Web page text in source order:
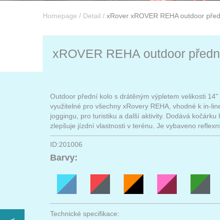
Homepage / Detail / xRover xROVER REHA outdoor
xROVER REHA outdoor
Outdoor přední kolo s drátěným výpletem velikosti 14"
využitelné pro všechny xRovery REHA, vhodné k in-
joggingu, pro turistiku a další aktivity. Dodává kočárku
zlepšuje jízdní vlastnosti v terénu. Je vybaveno
ID:201006
Barvy:
Technické specifikace: